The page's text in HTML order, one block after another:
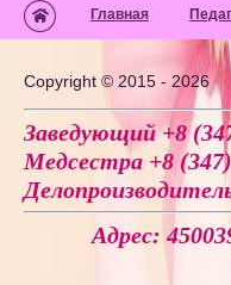
Главная
Copyright © 2015 - 2026
Заведующий +8
Медсестра +8
Адрес: